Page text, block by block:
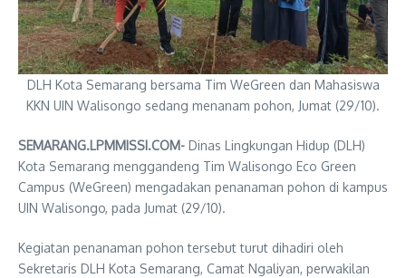
DLH Kota Semarang bersama Tim WeGreen dan Mahasiswa
KKN UIN Walisongo sedang menanam pohon, Jumat (29/10).
SEMARANG.LPMMISSI.COM- Dinas Lingkungan Hidup (DLH)
Kota Semarang menggandeng Tim Walisongo Eco Green
Campus (WeGreen) mengadakan penanaman pohon di kampus
UIN Walisongo, pada Jumat (29/10).
Kegiatan penanaman pohon tersebut turut dihadiri oleh
Sekretaris DLH Kota Semarang, Camat Ngaliyan, perwakilan